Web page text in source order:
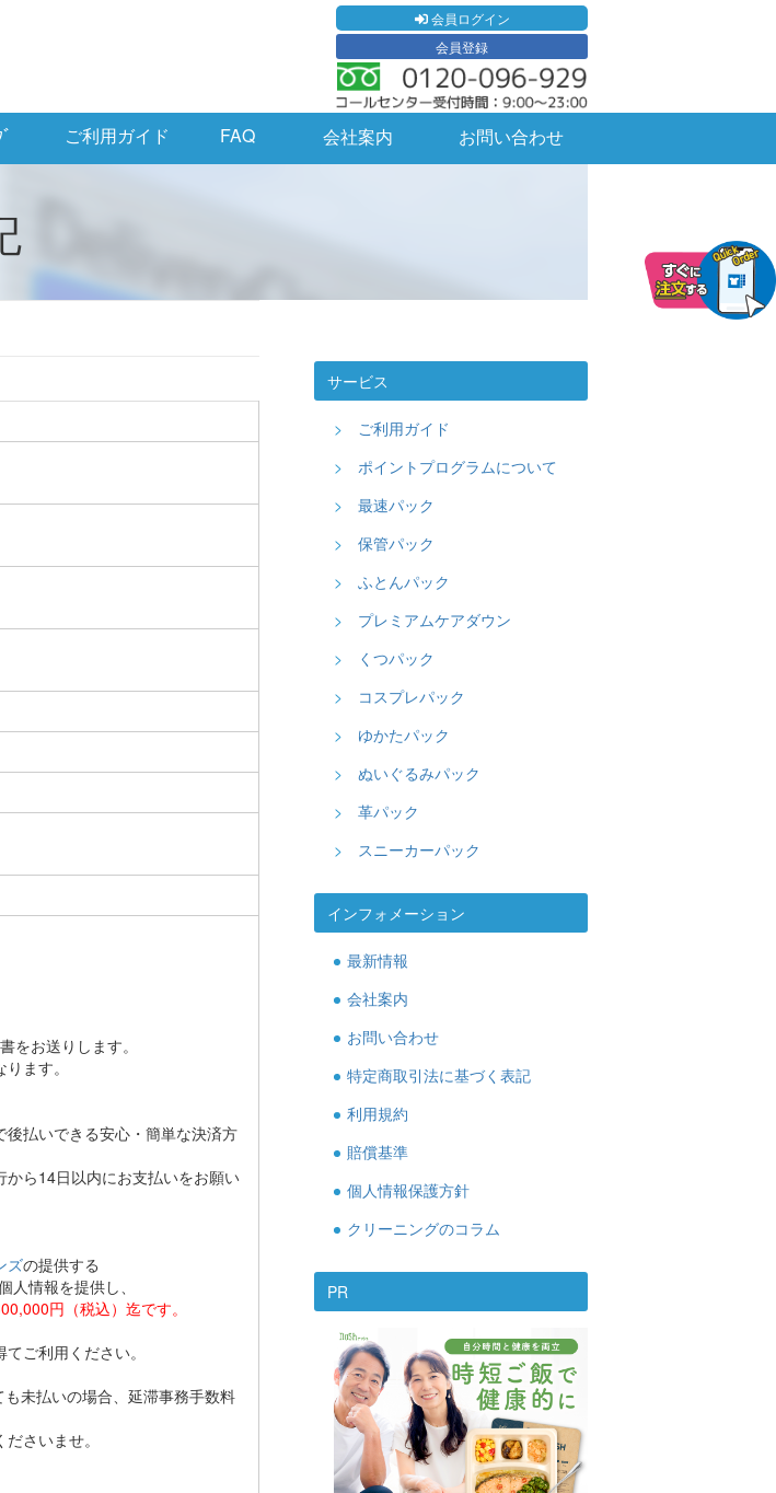
会員ログイン
会員登録
ご利用ガイド FAQ 会社案内 お問い合わせ
をお送りします。
ます。
払いできる安心・簡単な決済方
ら14日以内にお支払いをお願い
ズの提供する
情報を提供し、
円（税込）迄です。
ご利用ください。
未払いの場合、延滞事務手数料
さいませ。
サービス
ご利用ガイド
ポイントプログラムについて
最速パック
保管パック
ふとんパック
プレミアムケアダウン
くつパック
コスプレパック
ゆかたパック
ぬいぐるみパック
革パック
スニーカーパック
インフォメーション
最新情報
会社案内
お問い合わせ
特定商取引法に基づく表記
利用規約
賠償基準
個人情報保護方針
クリーニングのコラム
PR